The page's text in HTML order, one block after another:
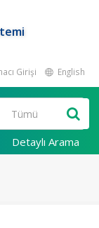
Girişi English
Detaylı Arama